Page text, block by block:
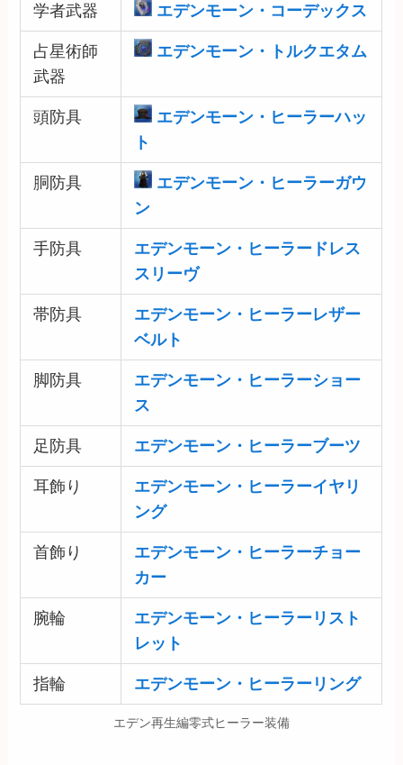
学者武器 エデンモーン・コーデックス
占星術師
武器
エデンモーン・トルクエタム
頭防具
エデンモーン・ヒーラーハッ
ト
胴防具
エデンモーン・ヒーラーガウ
ン
手防具
エデンモーン・ヒーラードレス
スリーヴ
帯防具
エデンモーン・ヒーラーレザー
ベルト
脚防具
エデンモーン・ヒーラーショー
ス
足防具 エデンモーン・ヒーラーブーツ
耳飾り
エデンモーン・ヒーラーイヤリ
ング
首飾り
エデンモーン・ヒーラーチョー
カー
腕輪
エデンモーン・ヒーラーリスト
レット
指輪 エデンモーン・ヒーラーリング
エデン再生編零式ヒーラー装備